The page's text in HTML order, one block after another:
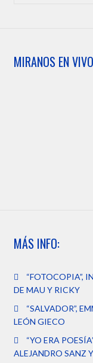
MIRANOS EN
MÁS INFO:
“FOTOCOPIA”,
DE MAU Y RICKY
“SALVADOR”,
LEÓN GIECO
“YO ERA
ALEJANDRO SANZ